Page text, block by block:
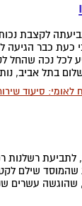
לקצבת
כעת כבר
נכה שהחל
בתל אביב,
לאומי: סיעוד
לתביעת
שילם
תביעת המוסד,